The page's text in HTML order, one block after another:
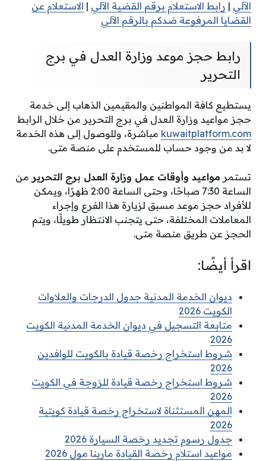
الآلي | رابط الاستعلام برقم القضية الآلي | الاستعلام عن
القضايا المرفوعة ضدكم بالرقم الآلي
رابط حجز موعد وزارة العدل في برج
التحرير
يستطيع كافة المواطنين والمقيمين الذهاب إلى خدمة
حجز مواعيد وزارة العدل في برج التحرير من خلال الرابط
kuwaitplatform.com مباشرة، وللوصول إلى هذه الخدمة
لا بد من وجود حساب للمستخدم على منصة متى.
تستمر مواعيد وأوقات عمل وزارة العدل برج التحرير من
الساعة 7:30 صباحًا، وحتى الساعة 2:00 ظهرًا، ويمكن
للأفراد حجز موعد مسبق لزيارة هذا الفرع وإجراء
المعاملات المختلفة، حتى يتجنب الانتظار طويلًا، ويتم
الحجز عن طريق منصة متى.
اقرأ أيضًا:
ديوان الخدمة المدنية جدول الدرجات والعلاوات
الكويت 2026
متابعة التسجيل في ديوان الخدمة المدنية الكويت
2026
شروط استخراج رخصة قيادة بالكويت للوافدين
2026
شروط استخراج رخصة قيادة للزوجة في الكويت
2026
المهن المستثناة لاستخراج رخصة قيادة كويتية
2026
جدول رسوم تجديد رخصة السيارة 2026
مواعيد استلام رخصة القيادة مارينا مول 2026